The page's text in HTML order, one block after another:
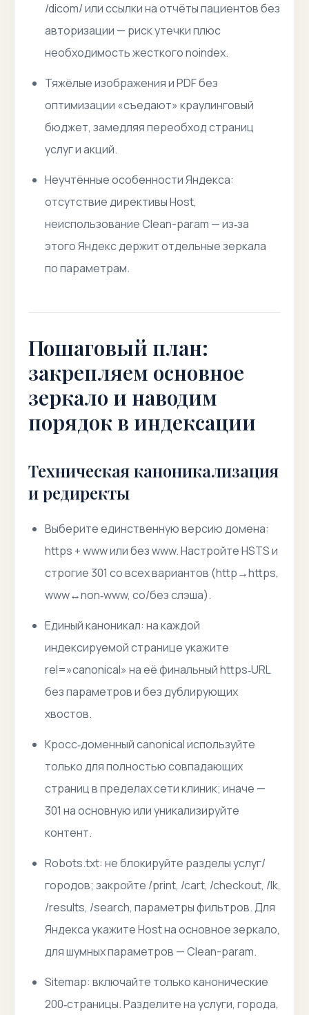
/dicom/ или ссылки на отчёты пациентов без
авторизации — риск утечки плюс
необходимость жесткого noindex.
Тяжёлые изображения и PDF без
оптимизации «съедают» краулинговый
бюджет, замедляя переобход страниц
услуг и акций.
Неучтённые особенности Яндекса:
отсутствие директивы Host,
неиспользование Clean-param — из‑за
этого Яндекс держит отдельные зеркала
по параметрам.
Пошаговый план:
закрепляем основное
зеркало и наводим
порядок в индексации
Техническая каноникализация
и редиректы
Выберите единственную версию домена:
https + www или без www. Настройте HSTS и
строгие 301 со всех вариантов (http→https,
www↔non‑www, со/без слэша).
Единый каноникал: на каждой
индексируемой странице укажите
rel=»canonical» на её финальный https‑URL
без параметров и без дублирующих
хвостов.
Кросс‑доменный canonical используйте
только для полностью совпадающих
страниц в пределах сети клиник; иначе —
301 на основную или уникализируйте
контент.
Robots.txt: не блокируйте разделы услуг/
городов; закройте /print, /cart, /checkout, /lk,
/results, /search, параметры фильтров. Для
Яндекса укажите Host на основное зеркало,
для шумных параметров — Clean-param.
Sitemap: включайте только канонические
200‑страницы. Разделите на услуги, города,